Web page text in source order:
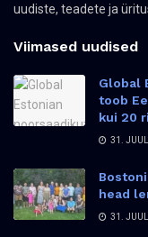
uudiste, teadete ja
Viimased uudised
Global
toob
kui 20
31.
head
31.